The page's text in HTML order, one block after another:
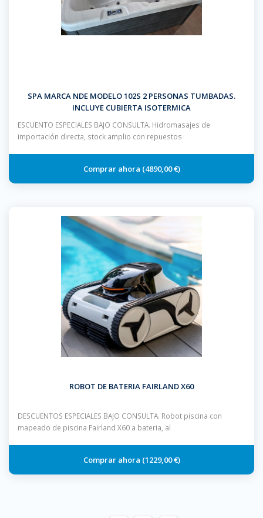
SPA MARCA NDE MODELO 102S 2 PERSONAS TUMBADAS.
INCLUYE CUBIERTA ISOTERMICA
ESCUENTO ESPECIALES BAJO CONSULTA. Hidromasajes de
importación directa, stock amplio con repuestos
4890,00 €
ROBOT DE BATERIA FAIRLAND X60
DESCUENTOS ESPECIALES BAJO CONSULTA. Robot piscina con
mapeado de piscina Fairland X60 a bateria, al
1229,00 €